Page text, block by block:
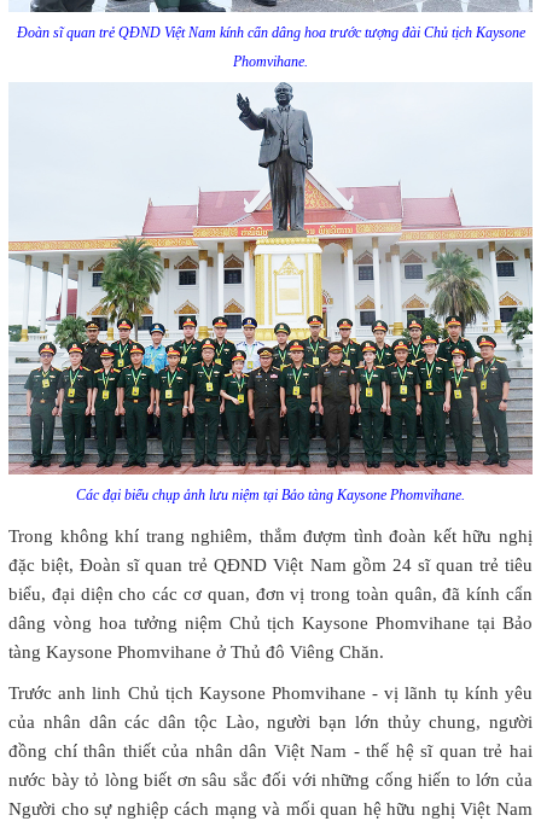
Đoàn sĩ quan trẻ QĐND Việt Nam kính cẩn dâng hoa trước tượng đài Chủ tịch Kaysone
Phomvihane.
Các đại biểu chụp ảnh lưu niệm tại Bảo tàng Kaysone Phomvihane.
Trong không khí trang nghiêm, thắm đượm tình đoàn kết hữu nghị
đặc biệt, Đoàn sĩ quan trẻ QĐND Việt Nam gồm 24 sĩ quan trẻ tiêu
biểu, đại diện cho các cơ quan, đơn vị trong toàn quân, đã kính cẩn
dâng vòng hoa tưởng niệm Chủ tịch Kaysone Phomvihane tại Bảo
tàng Kaysone Phomvihane ở Thủ đô Viêng Chăn.
Trước anh linh Chủ tịch Kaysone Phomvihane - vị lãnh tụ kính yêu
của nhân dân các dân tộc Lào, người bạn lớn thủy chung, người
đồng chí thân thiết của nhân dân Việt Nam - thế hệ sĩ quan trẻ hai
nước bày tỏ lòng biết ơn sâu sắc đối với những cống hiến to lớn của
Người cho sự nghiệp cách mạng và mối quan hệ hữu nghị Việt Nam